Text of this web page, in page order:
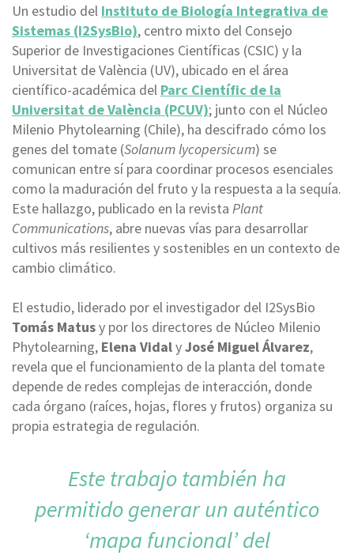
Un estudio del Instituto de Biología Integrativa de
Sistemas (I2SysBio), centro mixto del Consejo
Superior de Investigaciones Científicas (CSIC) y la
Universitat de València (UV), ubicado en el área
científico-académica del Parc Científic de la
Universitat de València (PCUV); junto con el Núcleo
Milenio Phytolearning (Chile), ha descifrado cómo los
genes del tomate (Solanum lycopersicum) se
comunican entre sí para coordinar procesos esenciales
como la maduración del fruto y la respuesta a la sequía.
Este hallazgo, publicado en la revista Plant
Communications, abre nuevas vías para desarrollar
cultivos más resilientes y sostenibles en un contexto de
cambio climático.
El estudio, liderado por el investigador del I2SysBio
Tomás Matusy por los directores de Núcleo Milenio
Phytolearning, Elena VidalyJosé Miguel Álvarez,
revela que el funcionamiento de la planta del tomate
depende de redes complejas de interacción, donde
cada órgano (raíces, hojas, flores y frutos) organiza su
propia estrategia de regulación.
Este trabajo también ha
permitido generar un auténtico
‘mapa funcional’ del